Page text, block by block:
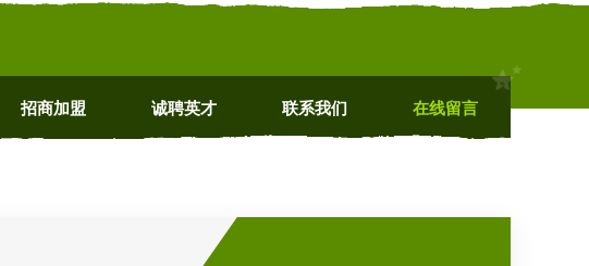
招商加盟 诚聘英才 联系我们 在线留言